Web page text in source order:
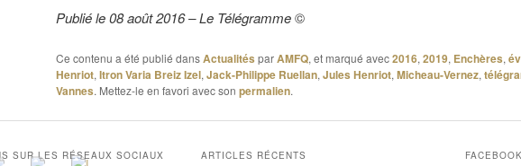
Publié le 08 août 2016 – Le Télégramme©
Ce contenu a été publié dansActualités parAMFQ, et marqué avec2016, 2019, Enchères,
Henriot, Itron Varia Breiz Izel, Jack-Philippe Ruellan, Jules Henriot, Micheau-Vernez,
Vannes. Mettez-le en favori avec son permalien.
SUR LES RÉSEAUX SOCIAUX ARTICLES RÉCENTS FACEBOOK